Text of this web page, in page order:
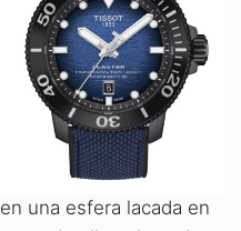
una esfera lacada en